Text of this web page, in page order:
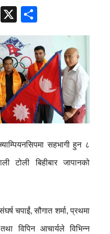
Messenger
X
सहभागी हुन ८
टोली बिहीबार जापानको
चपाईं, सौगात शर्मा, प्रथमा
विपिन आचार्यले विभिन्न